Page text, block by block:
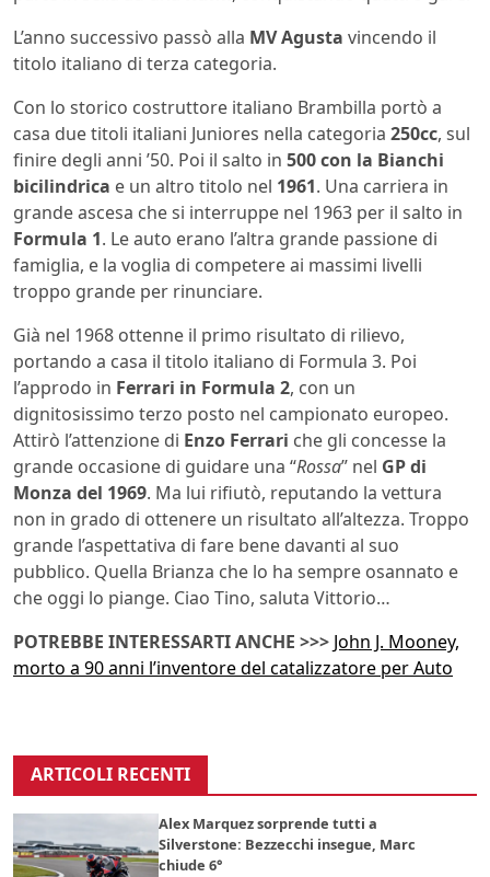
L’anno successivo passò alla MV Agusta vincendo il
titolo italiano di terza categoria.
Con lo storico costruttore italiano Brambilla portò a
casa due titoli italiani Juniores nella categoria 250cc, sul
finire degli anni ’50. Poi il salto in 500 con la Bianchi
bicilindrica e un altro titolo nel 1961. Una carriera in
grande ascesa che si interruppe nel 1963 per il salto in
Formula 1. Le auto erano l’altra grande passione di
famiglia, e la voglia di competere ai massimi livelli
troppo grande per rinunciare.
Già nel 1968 ottenne il primo risultato di rilievo,
portando a casa il titolo italiano di Formula 3. Poi
l’approdo in Ferrari in Formula 2, con un
dignitosissimo terzo posto nel campionato europeo.
Attirò l’attenzione di Enzo Ferrari che gli concesse la
grande occasione di guidare una “Rossa” nel GP di
Monza del 1969. Ma lui rifiutò, reputando la vettura
non in grado di ottenere un risultato all’altezza. Troppo
grande l’aspettativa di fare bene davanti al suo
pubblico. Quella Brianza che lo ha sempre osannato e
che oggi lo piange. Ciao Tino, saluta Vittorio…
POTREBBE INTERESSARTI ANCHE >>> John J. Mooney,
morto a 90 anni l’inventore del catalizzatore per Auto
ARTICOLI RECENTI
Alex Marquez sorprende tutti a
Silverstone: Bezzecchi insegue, Marc
chiude 6°